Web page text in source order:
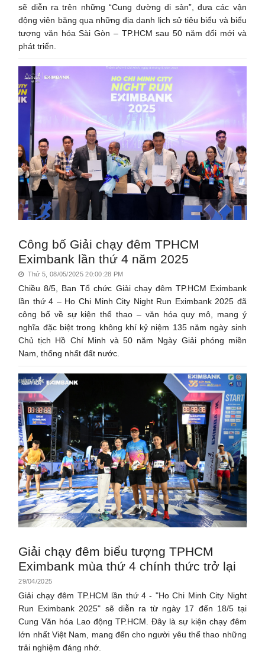
sẽ diễn ra trên những “Cung đường di sản”, đưa các vận
động viên băng qua những địa danh lịch sử tiêu biểu và biểu
tượng văn hóa Sài Gòn – TP.HCM sau 50 năm đổi mới và
phát triển.
Công bố Giải chạy đêm TPHCM
Eximbank lần thứ 4 năm 2025
Thứ 5, 08/05/2025 20:00:28 PM
Chiều 8/5, Ban Tổ chức Giải chạy đêm TP.HCM Eximbank
lần thứ 4 – Ho Chi Minh City Night Run Eximbank 2025 đã
công bố về sự kiện thể thao – văn hóa quy mô, mang ý
nghĩa đặc biệt trong không khí kỷ niệm 135 năm ngày sinh
Chủ tịch Hồ Chí Minh và 50 năm Ngày Giải phóng miền
Nam, thống nhất đất nước.
Giải chạy đêm biểu tượng TPHCM
Eximbank mùa thứ 4 chính thức trở lại
29/04/2025
Giải chạy đêm TP.HCM lần thứ 4 - "Ho Chi Minh City Night
Run Eximbank 2025" sẽ diễn ra từ ngày 17 đến 18/5 tại
Cung Văn hóa Lao động TP.HCM. Đây là sự kiện chạy đêm
lớn nhất Việt Nam, mang đến cho người yêu thể thao những
trải nghiệm đáng nhớ.